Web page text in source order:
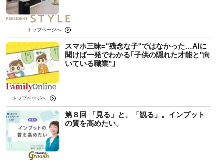
トップページへ
スマホ三昧="残念な子"ではなかった…AIに
聞けば一発でわかる｢子供の隠れた才能と"向
いている職業"｣
トップページへ
第８回 「見る」と、「観る」。インプット
の質を高めたい。